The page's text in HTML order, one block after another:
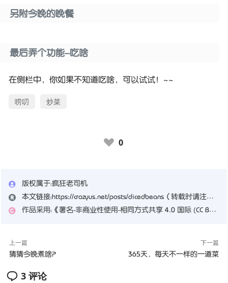
另附今晚的晚餐
最后弄个功能--吃啥
在侧栏中，你如果不知道吃啥，可以试试！~~
唠叨 炒菜
♥ 0
版权属于：疯狂老司机
本文链接：https://crazyus.net/posts/dicedbeans （转载时请注明本文出处及文章链接）
作品采用： 《署名-非商业性使用-相同方式共享 4.0 国际 (CC BY-NC-SA 4.0)
上一篇
猜猜今晚煮啥？
下一篇
365天，每天不一样的一道菜
3 评论